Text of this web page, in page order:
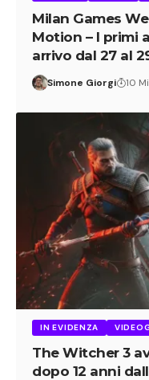
Milan Games
Motion – I primi
arrivo dal 27 al
Simone Giorgi 10
IN EVIDENZA
The Witcher 3
dopo 12 anni